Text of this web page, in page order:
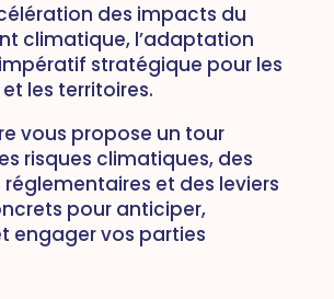
des impacts du
climatique, l’adaptation
stratégique pour les
les territoires.
vous propose un tour
risques climatiques, des
et des leviers
pour anticiper,
engager vos parties